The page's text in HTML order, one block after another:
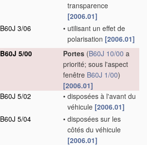
transparence
[2006.01]
B60J 3/06
• utilisant un effet de
polarisation [2006.01]
B60J 5/00
Portes (B60J 10/00 a
priorité; sous l'aspect
fenêtre B60J 1/00)
[2006.01]
B60J 5/02
• disposées à l'avant du
véhicule [2006.01]
B60J 5/04
• disposées sur les
côtés du véhicule
[2006.01]